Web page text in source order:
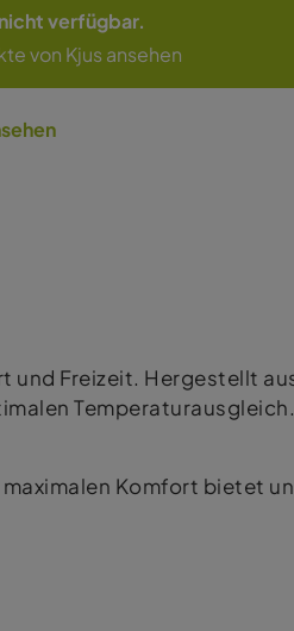
verfügbar.
von Kjus ansehen
Freizeit. Hergestellt
maximalen Komfort bietet